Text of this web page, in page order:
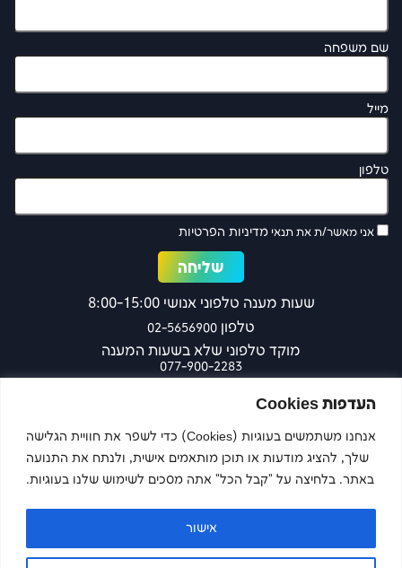
העדפות Cookies
אנחנו משתמשים בעוגיות (Cookies) כדי לשפר את חוויית הגלישה
שלך, להציג מודעות או תוכן מותאמים אישית, ולנתח את התנועה
באתר. בלחיצה על "קבל הכל" אתה מסכים לשימוש שלנו בעוגיות.
אישור
שם משפחה
מייל
טלפון
אני מאשר/ת את תנאי מדיניות הפרטיות
שעות מענה טלפוני אנושי 8:00-15:00
טלפון 02-5656900
מוקד טלפוני שלא בשעות המענה
077-900-2283
צרו קשר
Site byImaginet